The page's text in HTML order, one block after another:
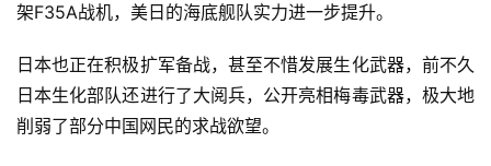
架F35A战机，美日的海底舰队实力进一步提升。
日本也正在积极扩军备战，甚至不惜发展生化武器，前不久
日本生化部队还进行了大阅兵，公开亮相梅毒武器，极大地
削弱了部分中国网民的求战欲望。